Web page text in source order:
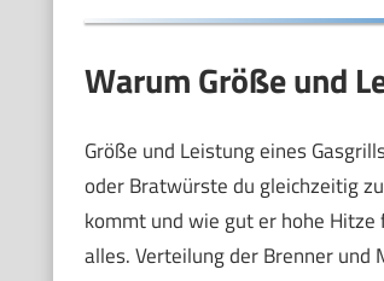
Warum Größe und
Größe und Leistung eines
oder Bratwürste du gleichzeitig
kommt und wie gut er hohe
alles. Verteilung der Brenner